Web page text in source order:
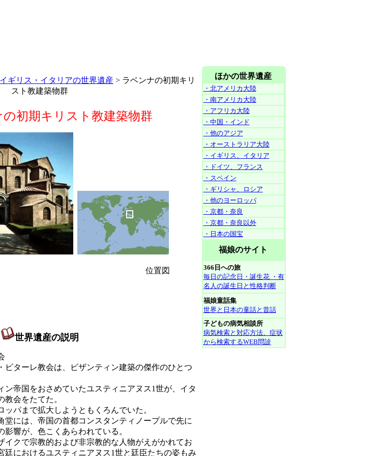
イギリス・イタリアの世界遺産> ラベンナの初期キリ
スト教建築物群
初期キリスト教建築物群
写真 位置図
世界遺産の説明
ターレ教会は、ビザンティン建築の傑作のひとつ
帝国をおさめていたユスティニアヌス1世が、イタ
会をたてた。
パまで拡大しようともくろんでいた。
には、帝国の首都コンスタンティノープルで先に
響が、色こくあらわれている。
クで宗教的および非宗教的な人物がえがかれてお
廷におけるユスティニアヌス1世と廷臣たちの姿もみ
ほかの世界遺産
・北アメリカ大陸
・南アメリカ大陸
・アフリカ大陸
・中国・インド
・他のアジア
・オーストラリア大陸
・イギリス、イタリア
・ドイツ、フランス
・スペイン
・ギリシャ、ロシア
・他のヨーロッパ
・京都・奈良
・京都・奈良以外
・日本の国宝
福娘のサイト
366日への旅
毎日の記念日・誕生花 ・有
名人の誕生日と性格判断
福娘童話集
世界と日本の童話と昔話
子どもの病気相談所
病気検索と対応方法、症状
から検索するWEB問診